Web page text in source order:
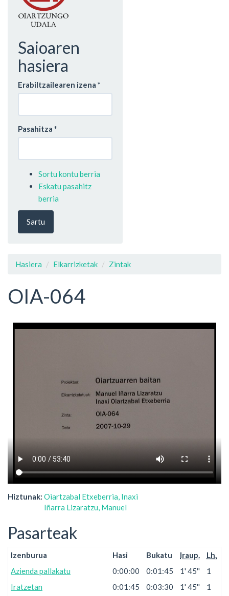
Saioaren
hasiera
Erabiltzailearen izena *
Pasahitza *
Sortu kontu berria
Eskatu pasahitz
berria
Sartu
Hasiera Elkarrizketak Zintak
OIA-064
Hiztunak: Oiartzabal Etxeberria, Inaxi
Iñarra Lizaratzu, Manuel
Pasarteak
Izenburua Hasi Bukatu Iraup.
Lh.
Azienda pallakatu
0:00:00 0:01:45 1' 45''
1
Iratzetan
0:01:45 0:03:30 1' 45''
1